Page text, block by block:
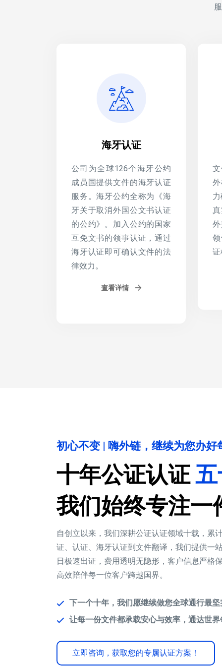
海牙认证
公司为全球126个海牙公约
成员国提供文件的海牙认证
服务。海牙公约全称为《海
牙关于取消外国公文书认证
的公约》。加入公约的国家
互免文书的领事认证，通过
海牙认证即可确认文件的法
律效力。
查看详情
初心不变 | 嗨外链，继续为您办好
十年公证认证
我们始终专注一
自创立以来，我们深耕公证认证领域十载，累
证、认证、海牙认证到文件翻译，我们提供一
日极速出证，费用透明无隐形，客户信息严格
高效陪伴每一位客户跨越国界。
下一个十年，我们愿继续做您全球通行最
让每一份文件都承载安心与效率，通达世
立即咨询，获取您的专属认证方案！